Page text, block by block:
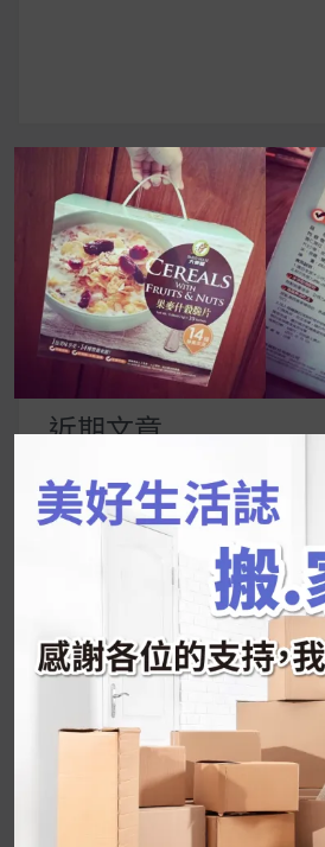
UrMart 為你打造理
搜
尋
鍵
近期文章
韓國人為什麼不容易胖？
好吃的蛋白點心還有好玩的
年已經等不及帶這盒跟我的
享～
2026 過年禮盒推薦｜五款百
停用猛健樂後會反彈嗎？作
維持全攻略
公主營養師：飲食改變也是
你一定要知道的技巧